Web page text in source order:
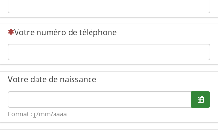
(Cette question est obligatoire)
Votre numéro de téléphone
Votre date de naissance
Format de date : jj/mm/aaaa
Format : jj/mm/aaaa